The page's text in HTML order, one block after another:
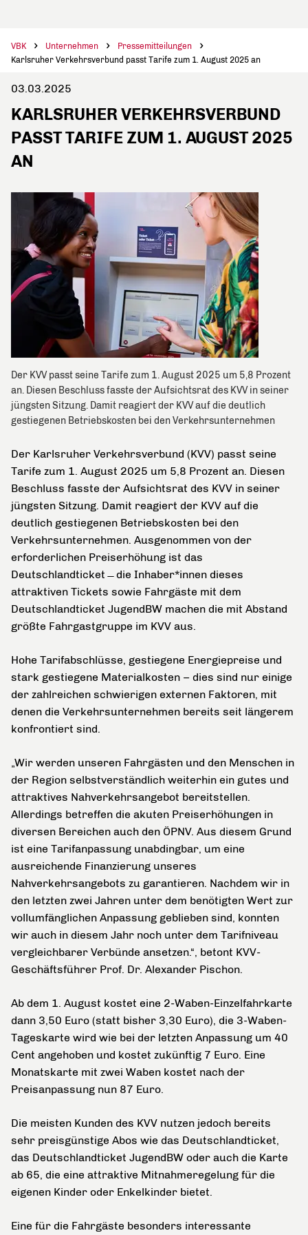
VBK Unternehmen
Pressemitteilungen
Karlsruher Verkehrsverbund passt Tarife zum 1. August 2025 an
03.03.2025
KARLSRUHER VERKEHRSVERBUND
PASST TARIFE ZUM 1. AUGUST 2025
AN
Der KVV passt seine Tarife zum 1. August 2025 um 5,8 Prozent
an. Diesen Beschluss fasste der Aufsichtsrat des KVV in seiner
jüngsten Sitzung. Damit reagiert der KVV auf die deutlich
gestiegenen Betriebskosten bei den Verkehrsunternehmen
Der Karlsruher Verkehrsverbund (KVV) passt seine
Tarife zum 1. August 2025 um 5,8 Prozent an. Diesen
Beschluss fasste der Aufsichtsrat des KVV in seiner
jüngsten Sitzung. Damit reagiert der KVV auf die
deutlich gestiegenen Betriebskosten bei den
Verkehrsunternehmen. Ausgenommen von der
erforderlichen Preiserhöhung ist das
Deutschlandticket ̶ die Inhaber*innen dieses
attraktiven Tickets sowie Fahrgäste mit dem
Deutschlandticket JugendBW machen die mit Abstand
größte Fahrgastgruppe im KVV aus.
Hohe Tarifabschlüsse, gestiegene Energiepreise und
stark gestiegene Materialkosten – dies sind nur einige
der zahlreichen schwierigen externen Faktoren, mit
denen die Verkehrsunternehmen bereits seit längerem
konfrontiert sind.
„Wir werden unseren Fahrgästen und den Menschen in
der Region selbstverständlich weiterhin ein gutes und
attraktives Nahverkehrsangebot bereitstellen.
Allerdings betreffen die akuten Preiserhöhungen in
diversen Bereichen auch den ÖPNV. Aus diesem Grund
ist eine Tarifanpassung unabdingbar, um eine
ausreichende Finanzierung unseres
Nahverkehrsangebots zu garantieren. Nachdem wir in
den letzten zwei Jahren unter dem benötigten Wert zur
vollumfänglichen Anpassung geblieben sind, konnten
wir auch in diesem Jahr noch unter dem Tarifniveau
vergleichbarer Verbünde ansetzen.“, betont KVV-
Geschäftsführer Prof. Dr. Alexander Pischon.
Ab dem 1. August kostet eine 2-Waben-Einzelfahrkarte
dann 3,50 Euro (statt bisher 3,30 Euro), die 3-Waben-
Tageskarte wird wie bei der letzten Anpassung um 40
Cent angehoben und kostet zukünftig 7 Euro. Eine
Monatskarte mit zwei Waben kostet nach der
Preisanpassung nun 87 Euro.
Die meisten Kunden des KVV nutzen jedoch bereits
sehr preisgünstige Abos wie das Deutschlandticket,
das Deutschlandticket JugendBW oder auch die Karte
ab 65, die eine attraktive Mitnahmeregelung für die
eigenen Kinder oder Enkelkinder bietet.
Eine für die Fahrgäste besonders interessante